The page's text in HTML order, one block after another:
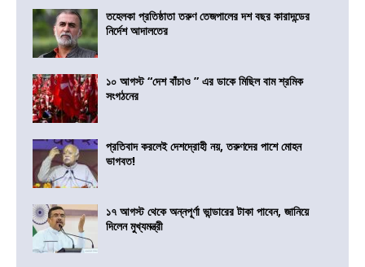
তহেলকা প্রতিষ্ঠাতা তরুণ তেজপালের দশ বছর কারাদন্ডের
নির্দেশ আদালতের
১০ আগস্ট “দেশ বাঁচাও ” এর ডাকে মিছিল বাম শ্রমিক
সংগঠনের
প্রতিবাদ করলেই দেশদ্রোহী নয়, তরুণদের পাশে মোহন
ভাগবত!
১৭ আগস্ট থেকে অন্নপূর্ণা ভান্ডারের টাকা পাবেন, জানিয়ে
দিলেন মুখ্যমন্ত্রী